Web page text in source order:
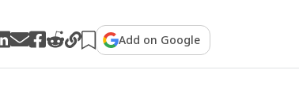
Add on Google